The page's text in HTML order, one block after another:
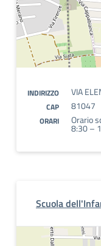
INDIRIZZO VIA
CAP 81047
ORARI Orario
8:30 –
Scuola